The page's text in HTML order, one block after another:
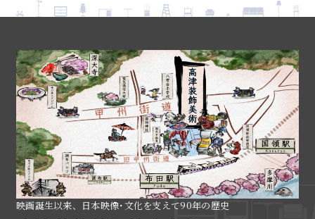
映画誕生以来、日本映像･文化を支えて90年の歴史